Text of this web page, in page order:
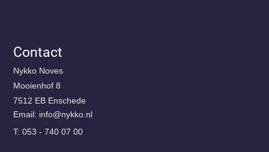
Contact
Nykko Noves
Mooienhof 8
7512 EB Enschede
Email:
ln.okkyn
@ofni
T: 053 - 740 07 00